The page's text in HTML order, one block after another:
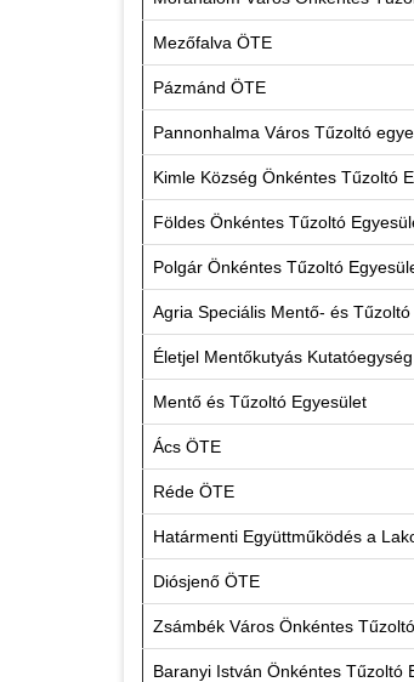
Mezőfalva ÖTE
Pázmánd ÖTE
Pannonhalma Város Tűzoltó
Kimle Község Önkéntes Tűzoltó
Földes Önkéntes Tűzoltó
Polgár Önkéntes Tűzoltó
Agria Speciális Mentő- és
Életjel Mentőkutyás Kutatóegység
Mentő és Tűzoltó Egyesület
Ács ÖTE
Réde ÖTE
Határmenti Együttműködés a
Diósjenő ÖTE
Zsámbék Város Önkéntes
Baranyi István Önkéntes Tűzoltó